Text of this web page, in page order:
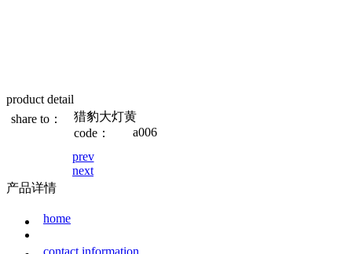
product detail
share to：
猎豹大灯黄
code：
a006
prev
next
产品详情
home
contact information